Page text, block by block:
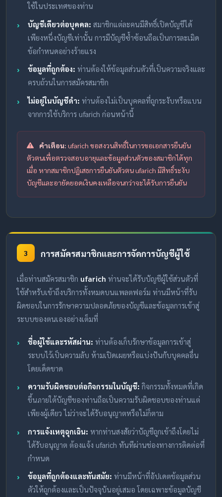
ใช้ในประเทศของท่าน
บัญชีเดียวต่อบุคคล: สมาชิกแต่ละคนมีสิทธิ์เปิดบัญชีได้
เพียงหนึ่งบัญชีเท่านั้น การมีบัญชีซ้ำซ้อนถือเป็นการละเมิด
ข้อกำหนดอย่างร้ายแรง
ข้อมูลที่ถูกต้อง: ท่านต้องให้ข้อมูลส่วนตัวที่เป็นความจริงและ
ครบถ้วนในการสมัครสมาชิก
ไม่อยู่ในบัญชีดำ: ท่านต้องไม่เป็นบุคคลที่ถูกระงับหรือแบน
จากการใช้บริการ ufarich ก่อนหน้านี้
คำเตือน: ufarich ขอสงวนสิทธิ์ในการขอเอกสารยืนยัน
ตัวตนเพื่อตรวจสอบอายุและข้อมูลส่วนตัวของสมาชิกได้ทุก
เมื่อ หากสมาชิกปฏิเสธการยืนยันตัวตน ufarich มีสิทธิ์ระงับ
บัญชีและอายัดยอดเงินคงเหลือจนกว่าจะได้รับการยืนยัน
3 การสมัครสมาชิกและการจัดการบัญชีผู้ใช้
เมื่อท่านสมัครสมาชิก ufarich ท่านจะได้รับบัญชีผู้ใช้ส่วนตัวที่
ใช้สำหรับเข้าถึงบริการทั้งหมดบนแพลตฟอร์ม ท่านมีหน้าที่รับ
ผิดชอบในการรักษาความปลอดภัยของบัญชีและข้อมูลการเข้าสู่
ระบบของตนเองอย่างเต็มที่
ชื่อผู้ใช้และรหัสผ่าน: ท่านต้องเก็บรักษาข้อมูลการเข้าสู่
ระบบไว้เป็นความลับ ห้ามเปิดเผยหรือแบ่งปันกับบุคคลอื่น
โดยเด็ดขาด
ความรับผิดชอบต่อกิจกรรมในบัญชี: กิจกรรมทั้งหมดที่เกิด
ขึ้นภายใต้บัญชีของท่านถือเป็นความรับผิดชอบของท่านแต่
เพียงผู้เดียว ไม่ว่าจะได้รับอนุญาตหรือไม่ก็ตาม
การแจ้งเหตุฉุกเฉิน: หากท่านสงสัยว่าบัญชีถูกเข้าถึงโดยไม่
ได้รับอนุญาต ต้องแจ้ง ufarich ทันทีผ่านช่องทางการติดต่อที่
กำหนด
ข้อมูลที่ถูกต้องและทันสมัย: ท่านมีหน้าที่อัปเดตข้อมูลส่วน
ตัวให้ถูกต้องและเป็นปัจจุบันอยู่เสมอ โดยเฉพาะข้อมูลบัญชี